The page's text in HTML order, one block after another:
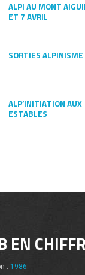
ALPI AU MONT
ET 7 AVRIL
SORTIES
ALP’INITIATION AUX
ESTABLES
EN
: 1986